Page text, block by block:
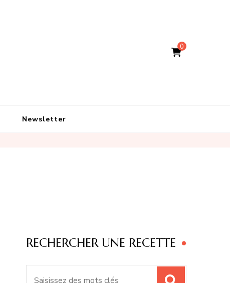
0
Newsletter
RECHERCHER UNE RECETTE